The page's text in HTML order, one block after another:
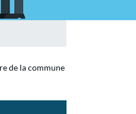
de la commune